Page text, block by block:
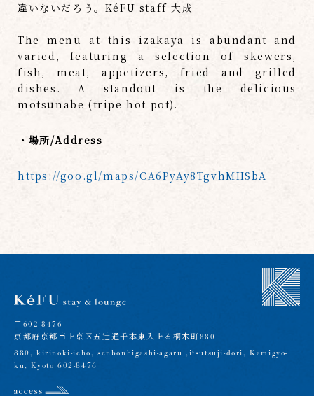
違いないだろう。KéFU staff 大成
The menu at this izakaya is abundant and
varied, featuring a selection of skewers,
fish, meat, appetizers, fried and grilled
dishes. A standout is the delicious
motsunabe (tripe hot pot).
・場所/Address
https://goo.gl/maps/CA6PyAy8TgvhMHSbA
〒602-8476
京都府京都市上京区五辻通千本東入上る桐木町880
880, kirinoki-icho, senbonhigashi-agaru ,itsutsuji-dori, Kamigyo-
ku, Kyoto 602-8476